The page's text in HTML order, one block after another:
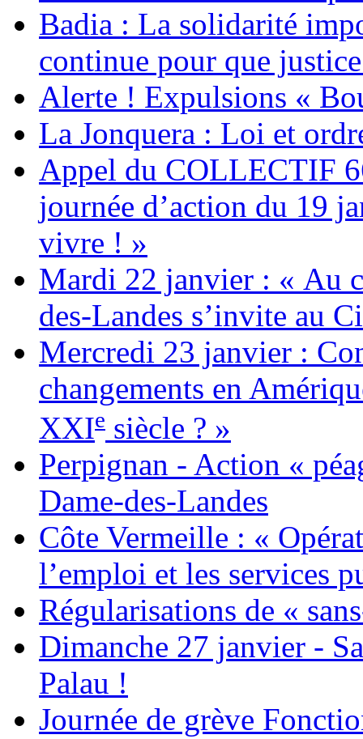
Badia : La solidarité
continue pour que
Alerte ! Expulsions «
La Jonquera : Loi et
Appel du COLLECTIF
journée d’action du 19
vivre ! »
Mardi 22 janvier : « Au
des-Landes s’invite au
Mercredi 23 janvier :
changements en
XXIe siècle ? »
Perpignan - Action «
Dame-des-Landes
Côte Vermeille : «
l’emploi et les services
Régularisations de «
Dimanche 27 janvier -
Palau !
Journée de grève